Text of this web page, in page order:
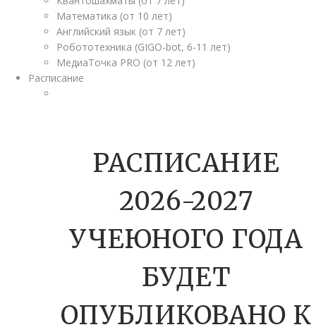
Математика (от 10 лет)
Английский язык (от 7 лет)
Робототехника (GIGO-bot, 6-11 лет)
МедиаТочка PRO (от 12 лет)
Расписание
РАСПИСАНИЕ
2026-2027
УЧЕЮНОГО ГОДА
БУДЕТ
ОПУБЛИКОВАНО К